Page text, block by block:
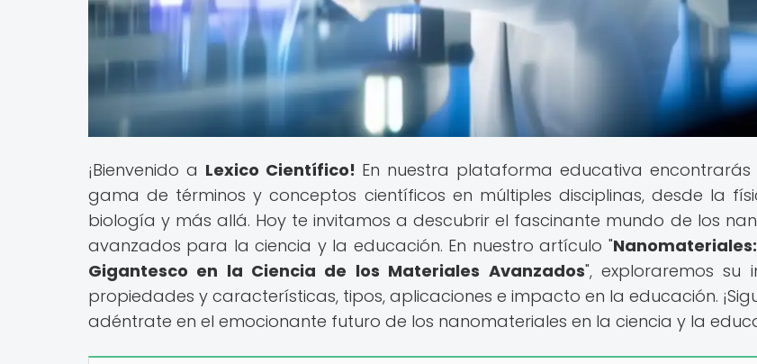
¡Bienvenido a Lexico Científico! En nuestra plataforma educativa
gama de términos y conceptos científicos en múltiples disciplinas, desde la
biología y más allá. Hoy te invitamos a descubrir el fascinante mundo de los
avanzados para la ciencia y la educación. En nuestro artículo "
Gigantesco en la Ciencia de los Materiales Avanzados", exploraremos su
propiedades y características, tipos, aplicaciones e impacto en la educación.
adéntrate en el emocionante futuro de los nanomateriales en la ciencia y la